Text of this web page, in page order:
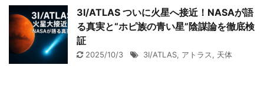
3I/ATLAS ついに火星へ接近！NASAが語
る真実と“ホピ族の青い星”陰謀論を徹底検
証
2025/10/3 3I/ATLAS, アトラス, 天体